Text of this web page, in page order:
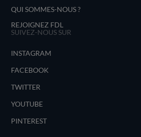
QUI SOMMES-NOUS ?
REJOIGNEZ FDL
SUIVEZ-NOUS SUR
INSTAGRAM
FACEBOOK
TWITTER
YOUTUBE
PINTEREST